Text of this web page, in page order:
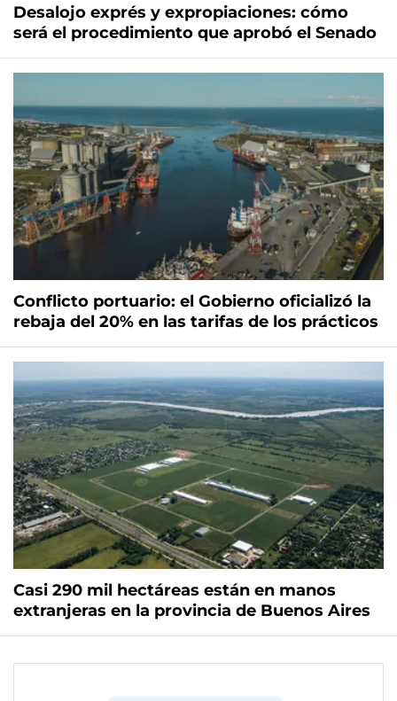
Desalojo exprés y expropiaciones: cómo
será el procedimiento que aprobó el Senado
Conflicto portuario: el Gobierno oficializó la
rebaja del 20% en las tarifas de los prácticos
Casi 290 mil hectáreas están en manos
extranjeras en la provincia de Buenos Aires